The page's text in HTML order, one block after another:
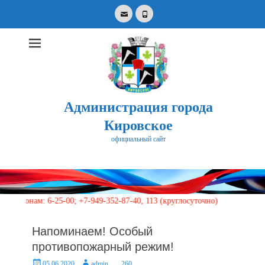
EmailPhone
Администрация города
Кировское
официальный сайт
for:
6-25-00; +7-949-352-87-40, 113 (круглосуточно)
Напоминаем! Особый
противопожарный режим!